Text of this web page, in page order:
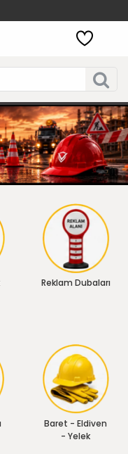
Reklam Dubaları
Baret - Eldiven
- Yelek